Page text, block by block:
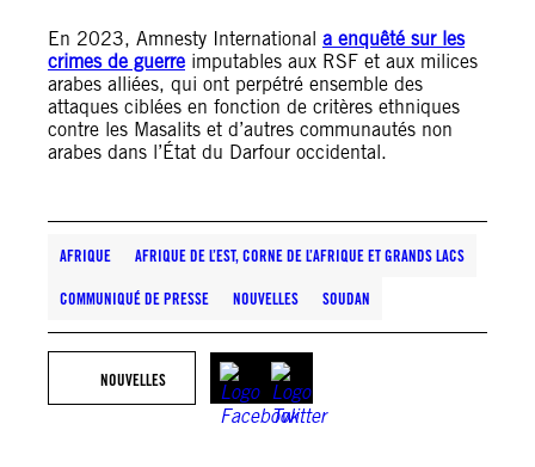
En 2023, Amnesty International a enquêté sur les
crimes de guerre imputables aux RSF et aux milices
arabes alliées, qui ont perpétré ensemble des
attaques ciblées en fonction de critères ethniques
contre les Masalits et d’autres communautés non
arabes dans l’État du Darfour occidental.
AFRIQUE AFRIQUE DE L’EST, CORNE DE L’AFRIQUE ET GRANDS LACS
COMMUNIQUÉ DE PRESSE NOUVELLES SOUDAN
NOUVELLES